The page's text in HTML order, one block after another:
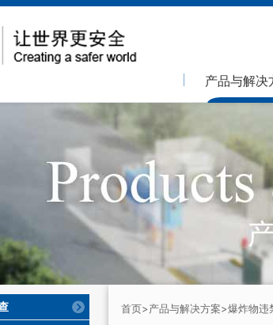
产品与解决
首页>产品与解决方案>爆炸物违